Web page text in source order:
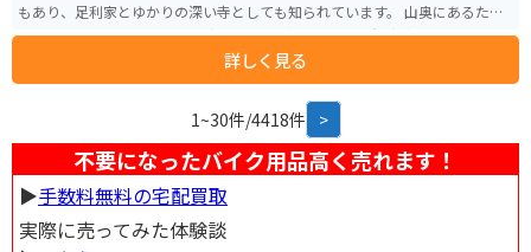
もあり、足利家とゆかりの深い寺としても知られています。 山奥にあるため
道の狭いところがあります。秋には美しい紅葉が見られ観光客で賑わいます。
詳しく見る
1~30件/4418件 >
不要になったバイク用品高く売れます！
▶︎手数料無料の宅配買取
実際に売ってみた体験談